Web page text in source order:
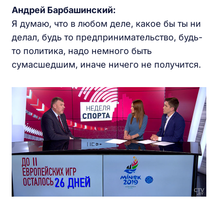
Андрей Барбашинский:
Я думаю, что в любом деле, какое бы ты ни
делал, будь то предпринимательство, будь-
то политика, надо немного быть
сумасшедшим, иначе ничего не получится.